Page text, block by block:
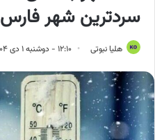
سردترین شهر فارس
هلیا نبوتی ۱۲:۱۰ - دوشنبه ۱ دی ۱۴۰۴